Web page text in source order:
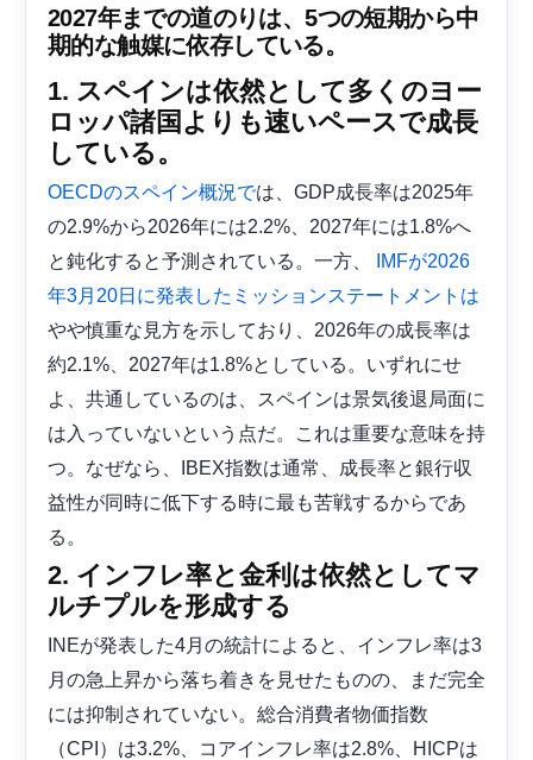
2027年までの道のりは、5つの短期から中
期的な触媒に依存している。
1. スペインは依然として多くのヨー
ロッパ諸国よりも速いペースで成長
している。
OECDのスペイン概況では、GDP成長率は2025年
の2.9%から2026年には2.2%、2027年には1.8%へ
と鈍化すると予測されている。一方、
IMFが2026
年3月20日に発表したミッションステートメントは
やや慎重な見方を示しており、2026年の成長率は
約2.1%、2027年は1.8%としている。いずれにせ
よ、共通しているのは、スペインは景気後退局面に
は入っていないという点だ。これは重要な意味を持
つ。なぜなら、IBEX指数は通常、成長率と銀行収
益性が同時に低下する時に最も苦戦するからであ
る。
2. インフレ率と金利は依然としてマ
ルチプルを形成する
INEが発表した4月の統計によると、インフレ率は3
月の急上昇から落ち着きを見せたものの、まだ完全
には抑制されていない。総合消費者物価指数
（CPI）は3.2%、コアインフレ率は2.8%、HICPは